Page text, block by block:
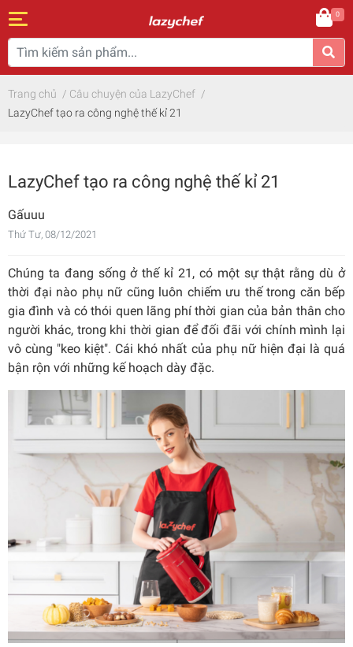
0
Trang chủ / Câu chuyện của LazyChef /
LazyChef tạo ra công nghệ thế kỉ 21
LazyChef tạo ra công nghệ thế kỉ 21
Gấuuu
Thứ Tư, 08/12/2021
Chúng ta đang sống ở thế kỉ 21, có một sự thật rằng dù ở
thời đại nào phụ nữ cũng luôn chiếm ưu thế trong căn bếp
gia đình và có thói quen lãng phí thời gian của bản thân cho
người khác, trong khi thời gian để đối đãi với chính mình lại
vô cùng "keo kiệt". Cái khó nhất của phụ nữ hiện đại là quá
bận rộn với những kế hoạch dày đặc.